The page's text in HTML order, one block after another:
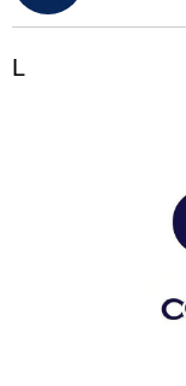
L